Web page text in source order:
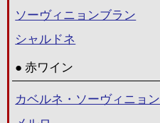
ソーヴィニョンブラン
シャルドネ
赤ワイン
カベルネ・ソーヴィニョン